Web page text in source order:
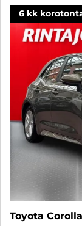
6 kk
Toyota Corolla